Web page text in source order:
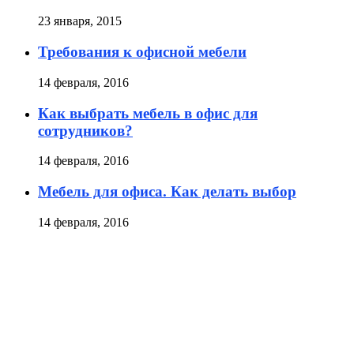
23 января, 2015
Требования к офисной мебели
14 февраля, 2016
Как выбрать мебель в офис для
сотрудников?
14 февраля, 2016
Мебель для офиса. Как делать выбор
14 февраля, 2016